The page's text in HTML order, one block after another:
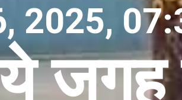
2025,